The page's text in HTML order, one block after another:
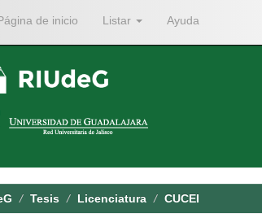
de inicio Listar Ayuda
Tesis Licenciatura CUCEI